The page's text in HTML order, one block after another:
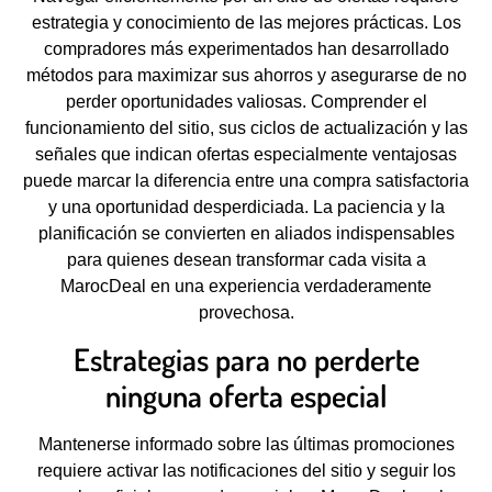
estrategia y conocimiento de las mejores prácticas. Los
compradores más experimentados han desarrollado
métodos para maximizar sus ahorros y asegurarse de no
perder oportunidades valiosas. Comprender el
funcionamiento del sitio, sus ciclos de actualización y las
señales que indican ofertas especialmente ventajosas
puede marcar la diferencia entre una compra satisfactoria
y una oportunidad desperdiciada. La paciencia y la
planificación se convierten en aliados indispensables
para quienes desean transformar cada visita a
MarocDeal en una experiencia verdaderamente
provechosa.
Estrategias para no perderte
ninguna oferta especial
Mantenerse informado sobre las últimas promociones
requiere activar las notificaciones del sitio y seguir los